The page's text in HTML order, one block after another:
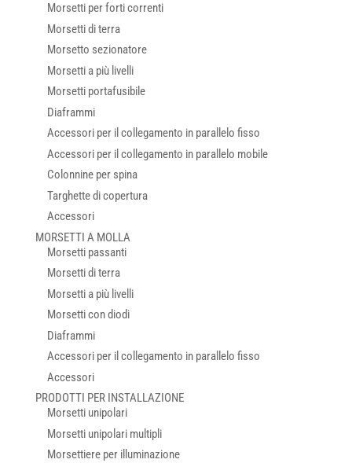
Morsetti per forti correnti
Morsetti di terra
Morsetto sezionatore
Morsetti a più livelli
Morsetti portafusibile
Diaframmi
Accessori per il collegamento in parallelo fisso
Accessori per il collegamento in parallelo mobile
Colonnine per spina
Targhette di copertura
Accessori
MORSETTI A MOLLA
Morsetti passanti
Morsetti di terra
Morsetti a più livelli
Morsetti con diodi
Diaframmi
Accessori per il collegamento in parallelo fisso
Accessori
PRODOTTI PER INSTALLAZIONE
Morsetti unipolari
Morsetti unipolari multipli
Morsettiere per illuminazione